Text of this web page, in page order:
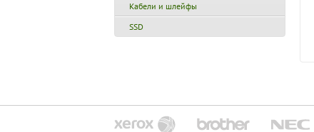
Кабели и шлейфы
SSD